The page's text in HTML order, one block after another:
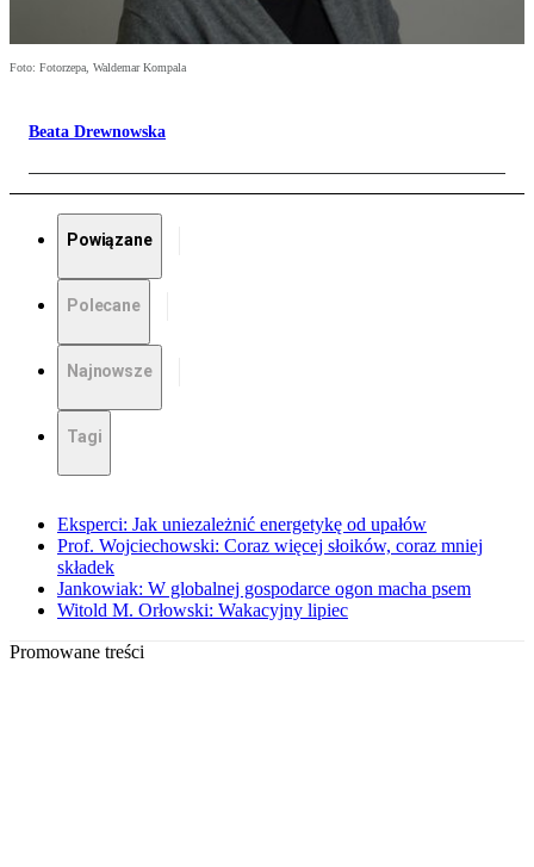
Foto: Fotorzepa, Waldemar Kompala
Beata Drewnowska
Powiązane
Polecane
Najnowsze
Tagi
Eksperci: Jak uniezależnić energetykę od upałów
Prof. Wojciechowski: Coraz więcej słoików, coraz mniej
składek
Jankowiak: W globalnej gospodarce ogon macha psem
Witold M. Orłowski: Wakacyjny lipiec
Promowane treści